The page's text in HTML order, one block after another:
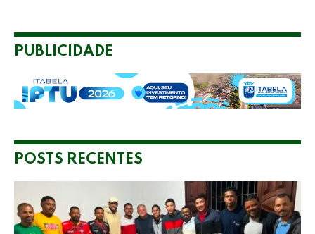
PUBLICIDADE
POSTS RECENTES